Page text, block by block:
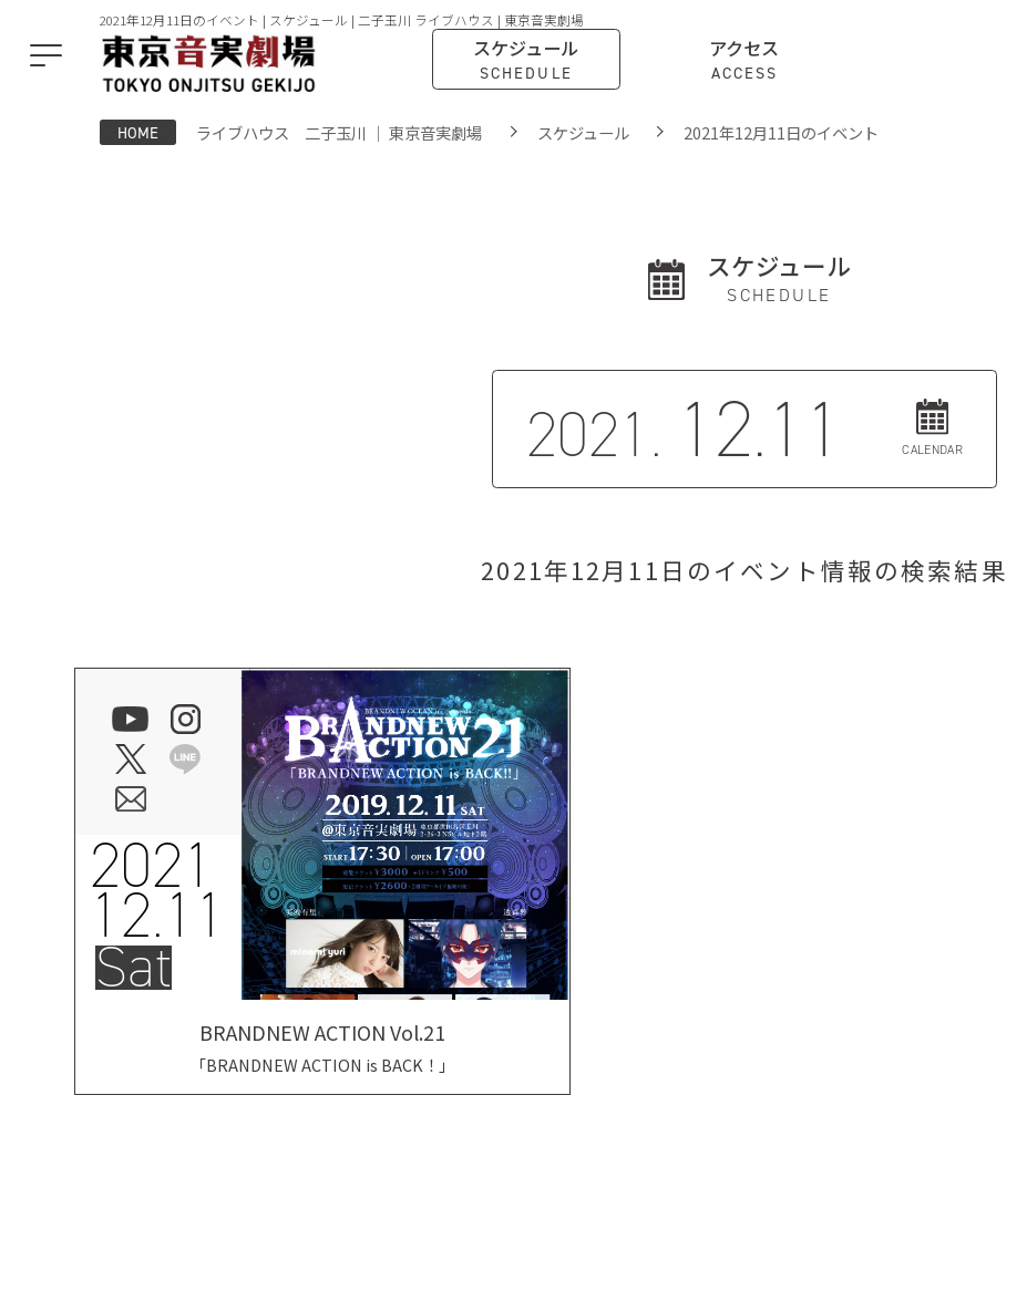
2021年12月11日のイベント | スケジュール | 二子玉川 ライブハウス | 東京音実劇場
スケジュール
SCHEDULE
アクセス
ACCESS
HOME ライブハウス 二子玉川 ｜ 東京音実劇場 スケジュール 2021年12月11日のイベント
スケジュール
SCHEDULE
2021. 12.11 CALENDAR
2021年12月11日のイベント情報の検索結果
2021
12.11
Sat
BRANDNEW ACTION Vol.21
「BRANDNEW ACTION is BACK！」